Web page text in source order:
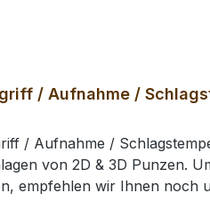
/ Aufnahme /
/ Aufnahme /
von 2D & 3D Punzen.
empfehlen wir Ihnen noch